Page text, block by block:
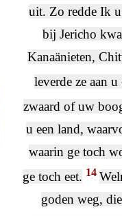
uit. Zo redde Ik
bij Jericho
Kanaänieten,
leverde ze aan u
zwaard of uw
u een land,
waarin ge toch
ge toch eet. 14
goden weg,